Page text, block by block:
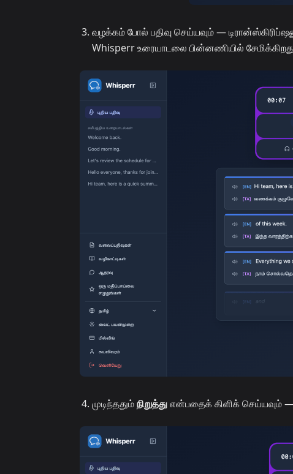
வழக்கம் போல் பதிவு செய்யவும் —
Whisperr உரையாடலை பின்னணியில்
முடிந்ததும்நிறுத்துஎன்பதைக் கிளிக் செய்யவும்